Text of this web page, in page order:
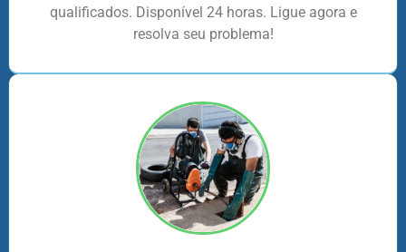
qualificados. Disponível 24 horas. Ligue agora e
resolva seu problema!